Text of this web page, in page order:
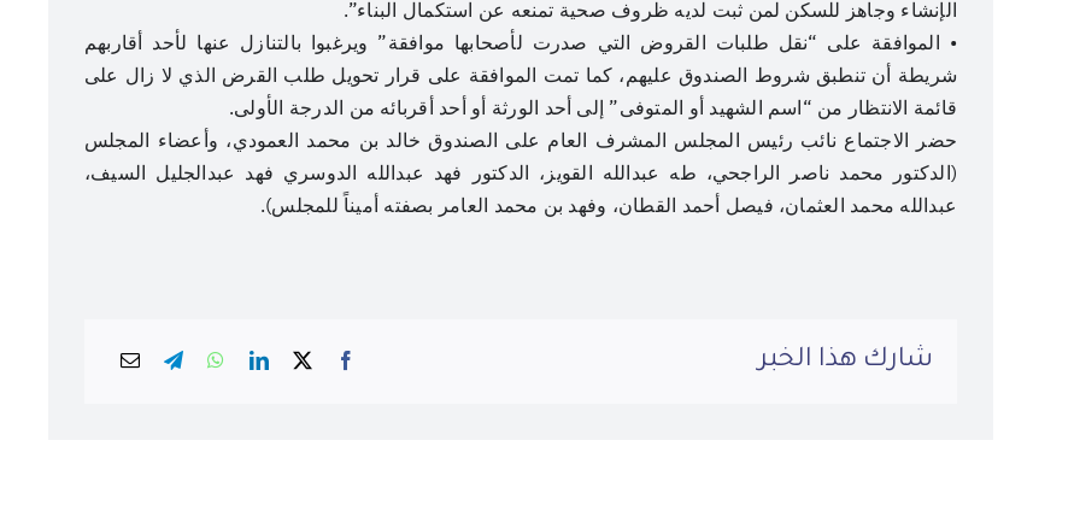
الإنشاء وجاهز للسكن لمن ثبت لديه ظروف صحية تمنعه عن استكمال البناء”.
• الموافقة على “نقل طلبات القروض التي صدرت لأصحابها موافقة” ويرغبوا بالتنازل عنها لأحد أقاربهم
شريطة أن تنطبق شروط الصندوق عليهم، كما تمت الموافقة على قرار تحويل طلب القرض الذي لا زال على
قائمة الانتظار من “اسم الشهيد أو المتوفى” إلى أحد الورثة أو أحد أقربائه من الدرجة الأولى.
حضر الاجتماع نائب رئيس المجلس المشرف العام على الصندوق خالد بن محمد العمودي، وأعضاء المجلس
(الدكتور محمد ناصر الراجحي، طه عبدالله القويز، الدكتور فهد عبدالله الدوسري فهد عبدالجليل السيف،
عبدالله محمد العثمان، فيصل أحمد القطان، وفهد بن محمد العامر بصفته أميناً للمجلس).
شارك هذا الخبر